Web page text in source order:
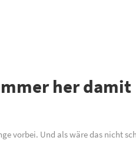
her damit
vorbei. Und als wäre das nicht